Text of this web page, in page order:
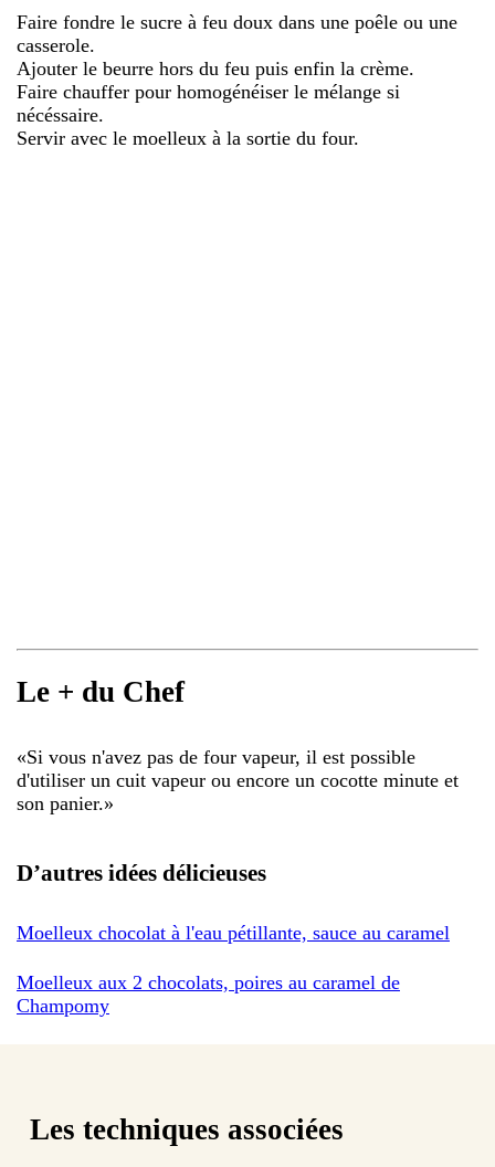
Faire fondre le sucre à feu doux dans une poêle ou une
casserole.
Ajouter le beurre hors du feu puis enfin la crème.
Faire chauffer pour homogénéiser le mélange si
nécéssaire.
Servir avec le moelleux à la sortie du four.
Le + du Chef
«Si vous n'avez pas de four vapeur, il est possible
d'utiliser un cuit vapeur ou encore un cocotte minute et
son panier.»
D’autres idées délicieuses
Moelleux chocolat à l'eau pétillante, sauce au caramel
Moelleux aux 2 chocolats, poires au caramel de
Champomy
Les techniques associées